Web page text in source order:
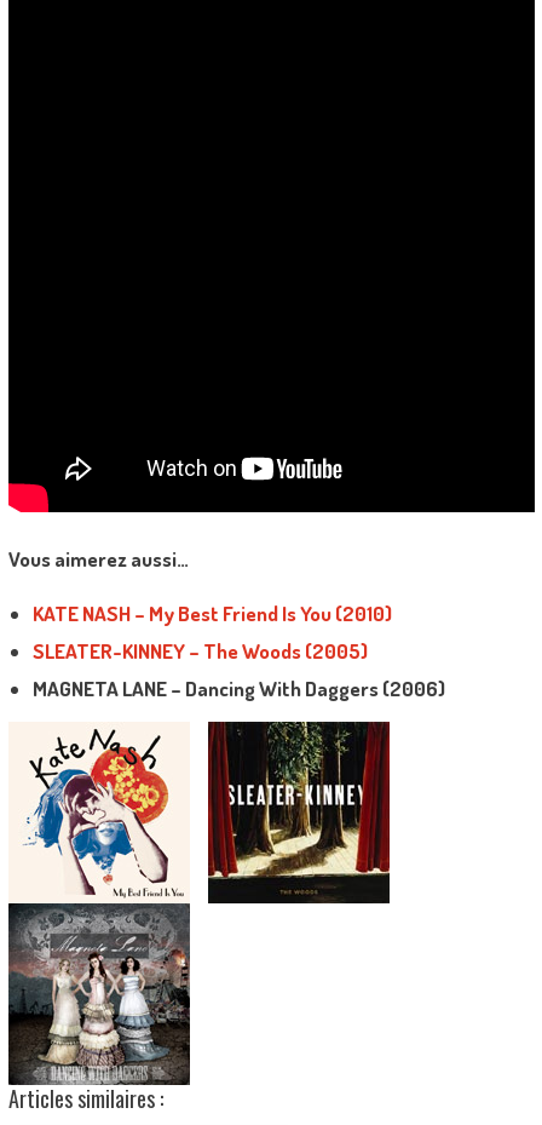
Vous aimerez aussi…
KATE NASH – My Best Friend Is You (2010)
SLEATER-KINNEY – The Woods (2005)
MAGNETA LANE – Dancing With Daggers (2006)
Articles similaires :